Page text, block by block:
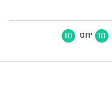
10 יחס 10